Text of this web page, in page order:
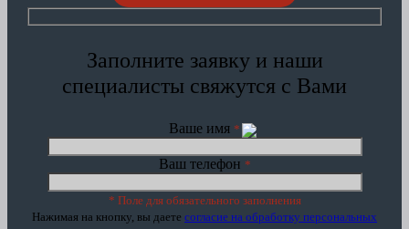
Заполните заявку и наши
специалисты свяжутся с Вами
Ваше имя *
Ваш телефон *
* Поле для обязательного заполнения
Нажимая на кнопку, вы даете согласие на обработку персональных